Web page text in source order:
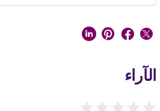
الآراء